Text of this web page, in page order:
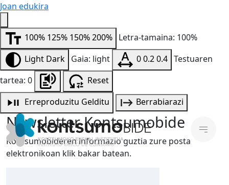
Joan edukira
100% 125% 150%200% Letra-tamaina: 100%
Light Dark Gaia: light 00.20.4 Testuaren
tartea: 0
Reset
Erreproduzitu Gelditu Berrabiarazi
Newsletter Kontsumobide
Kontsumobideren informazio guztia zure posta
elektronikoan klik bakar batean.